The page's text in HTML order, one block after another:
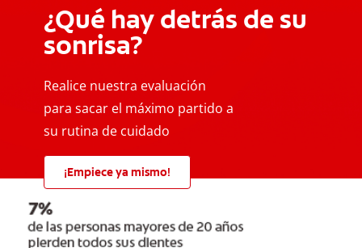
¿Qué hay detrás de su
sonrisa?
Realice nuestra evaluación
para sacar el máximo partido a
su rutina de cuidado
¡Empiece ya mismo!